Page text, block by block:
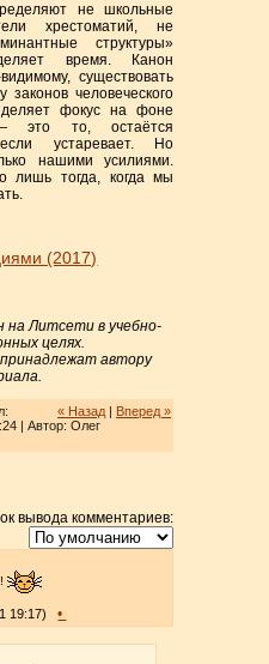
не школьные
хрестоматий, не
структуры»
время. Канон
существовать
человеческого
фокус на фоне
это то, остаётся
устаревает. Но
нашими усилиями.
лишь тогда, когда мы
(2017)
на Литсети в учебно-
целях.
автору
« Назад | Вперед »
| Автор: Олег
вывода комментариев:
19:17) •